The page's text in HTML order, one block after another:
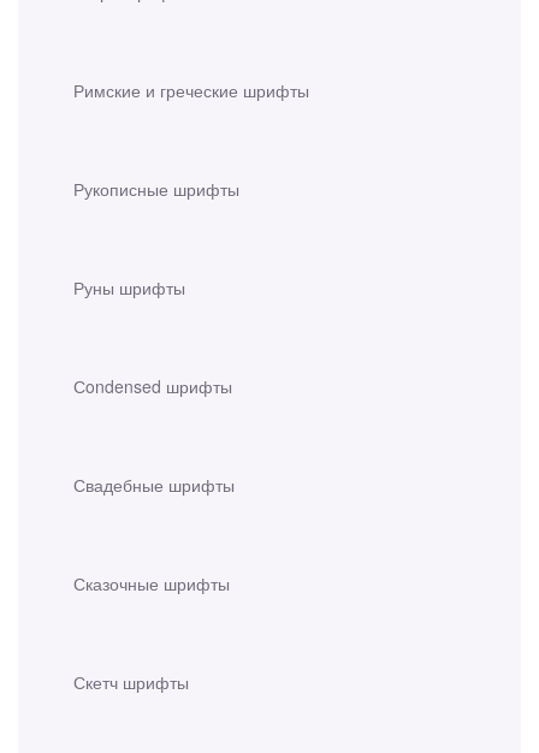
Римские и греческие шрифты
Рукописные шрифты
Руны шрифты
Сondensed шрифты
Свадебные шрифты
Сказочные шрифты
Скетч шрифты